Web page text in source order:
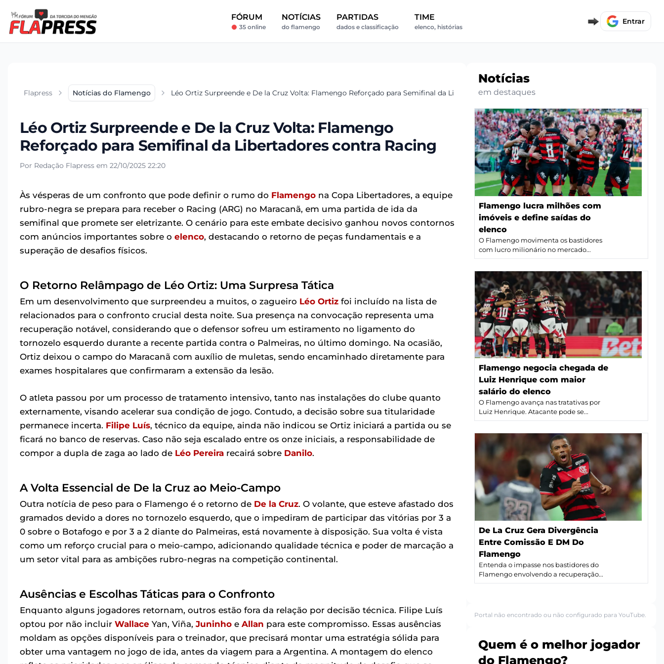
FÓRUM
35 online
NOTÍCIAS
do flamengo
PARTIDAS
dados e classificação
TIME
elenco, histórias
Entrar
Flapress Notícias do Flamengo Léo Ortiz Surpreende e De la Cruz Volta: Flamengo Reforçado para Semifinal da Libertadores contra Racing
Léo Ortiz Surpreende e De la Cruz Volta: Flamengo
Reforçado para Semifinal da Libertadores contra Racing
Por Redação Flapress em 22/10/2025 22:20
Às vésperas de um confronto que pode definir o rumo do Flamengo na Copa Libertadores, a equipe
rubro-negra se prepara para receber o Racing (ARG) no Maracanã, em uma partida de ida da
semifinal que promete ser eletrizante. O cenário para este embate decisivo ganhou novos contornos
com anúncios importantes sobre o elenco, destacando o retorno de peças fundamentais e a
superação de desafios físicos.
O Retorno Relâmpago de Léo Ortiz: Uma Surpresa Tática
Em um desenvolvimento que surpreendeu a muitos, o zagueiro Léo Ortiz foi incluído na lista de
relacionados para o confronto crucial desta noite. Sua presença na convocação representa uma
recuperação notável, considerando que o defensor sofreu um estiramento no ligamento do
tornozelo esquerdo durante a recente partida contra o Palmeiras, no último domingo. Na ocasião,
Ortiz deixou o campo do Maracanã com auxílio de muletas, sendo encaminhado diretamente para
exames hospitalares que confirmaram a extensão da lesão.
O atleta passou por um processo de tratamento intensivo, tanto nas instalações do clube quanto
externamente, visando acelerar sua condição de jogo. Contudo, a decisão sobre sua titularidade
permanece incerta. Filipe Luís, técnico da equipe, ainda não indicou se Ortiz iniciará a partida ou se
ficará no banco de reservas. Caso não seja escalado entre os onze iniciais, a responsabilidade de
compor a dupla de zaga ao lado de Léo Pereira recairá sobre Danilo.
A Volta Essencial de De la Cruz ao Meio-Campo
Outra notícia de peso para o Flamengo é o retorno de De la Cruz. O volante, que esteve afastado dos
gramados devido a dores no tornozelo esquerdo, que o impediram de participar das vitórias por 3 a
0 sobre o Botafogo e por 3 a 2 diante do Palmeiras, está novamente à disposição. Sua volta é vista
como um reforço crucial para o meio-campo, adicionando qualidade técnica e poder de marcação a
um setor vital para as ambições rubro-negras na competição continental.
Ausências e Escolhas Táticas para o Confronto
Enquanto alguns jogadores retornam, outros estão fora da relação por decisão técnica. Filipe Luís
optou por não incluir Wallace Yan, Viña, Juninho e Allan para este compromisso. Essas ausências
moldam as opções disponíveis para o treinador, que precisará montar uma estratégia sólida para
obter uma vantagem no jogo de ida, antes da viagem para a Argentina. A montagem do elenco
Notícias
em destaques
Flamengo lucra milhões com
imóveis e define saídas do
elenco
O Flamengo movimenta os bastidores
com lucro milionário no mercado...
Flamengo negocia chegada de
Luiz Henrique com maior
salário do elenco
O Flamengo avança nas tratativas por
Luiz Henrique. Atacante pode se...
De La Cruz Gera Divergência
Entre Comissão E DM Do
Flamengo
Entenda o impasse nos bastidores do
Flamengo envolvendo a recuperação...
Portal não encontrado ou não configurado para YouTube.
Quem é o melhor jogador
do Flamengo?